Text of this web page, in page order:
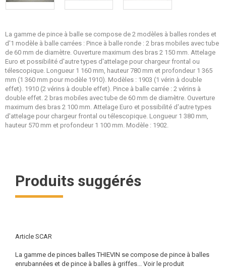
La gamme de pince à balle se compose de 2 modèles à balles rondes et
d'1 modèle à balle carrées : Pince à balle ronde : 2 bras mobiles avec tube
de 60 mm de diamètre. Ouverture maximum des bras 2 150 mm. Attelage
Euro et possibilité d'autre types d'attelage pour chargeur frontal ou
télescopique. Longueur 1 160 mm, hauteur 780 mm et profondeur 1 365
mm (1 360 mm pour modèle 1910). Modèles : 1903 (1 vérin à double
effet). 1910 (2 vérins à double effet). Pince à balle carrée : 2 vérins à
double effet. 2 bras mobiles avec tube de 60 mm de diamètre. Ouverture
maximum des bras 2 100 mm. Attelage Euro et possibilité d'autre types
d'attelage pour chargeur frontal ou télescopique. Longueur 1 380 mm,
hauteur 570 mm et profondeur 1 100 mm. Modèle : 1902.
Produits suggérés
Article SCAR
La gamme de pinces balles THIEVIN se compose de pince à balles
enrubannées et de pince à balles à griffes... Voir le produit